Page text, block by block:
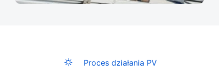
Proces działania PV